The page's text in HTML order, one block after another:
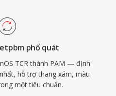
phổ quát
TCR thành PAM — định
hỗ trợ thang xám, màu
một tiêu chuẩn.